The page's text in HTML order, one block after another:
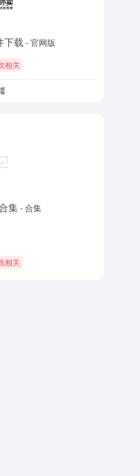
下载- 官网版
相关
集- 合集
相关